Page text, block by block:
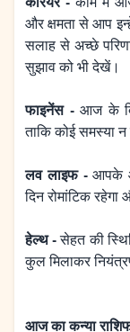
और क्षमता से आप
सलाह से अच्छे
सुझाव को भी देखें।
फाइनेंस - आज के
ताकि कोई समस्या न
लव लाइफ -आपके
दिन रोमांटिक
हेल्थ -सेहत की
कुल मिलाकर
आज का कन्या